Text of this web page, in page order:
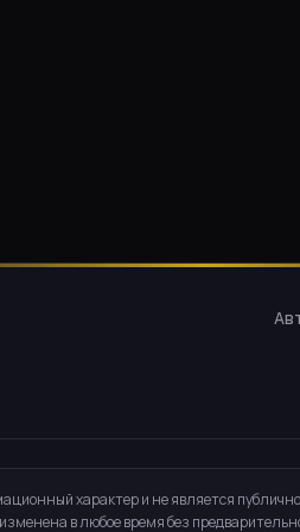
характер и не является
изменена в любое время без